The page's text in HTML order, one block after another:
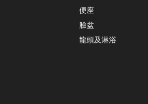
便座
臉盆
龍頭及淋浴